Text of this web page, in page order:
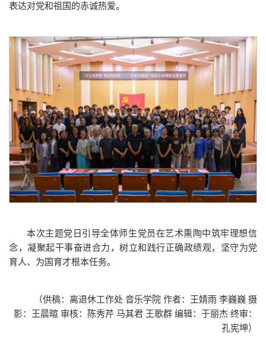
表达对党和祖国的赤诚热爱。
本次主题党日引导全体师生党员在艺术熏陶中筑牢理想信
念，凝聚起干事奋进合力，树立和践行正确政绩观，坚守为党
育人、为国育才根本任务。
（供稿：离退休工作处 音乐学院 作者：王婧雨 李巍巍 摄
影：王晨暄 审核：陈秀芹 马其君 王歌群 编辑：于丽杰 终审：
孔宪坤）